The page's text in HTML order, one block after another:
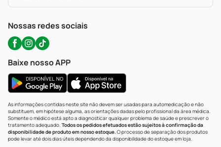
WhatsApp (47) 9202-1687
Nossas redes sociais
Baixe nosso APP
As informações contidas neste site não devem ser usadas para automedicação e não
substituem, em hipótese alguma, as orientações dadas pelo profissional da área médica.
Somente o médico está apto a diagnosticar qualquer problema de saúde e prescrever o
tratamento adequado. Todos os pedidos efetuados estão sujeitos à confirmação da
disponibilidade de produto em nosso estoque.O processo de separação dos produtos
pode levar até dois dias úteis dependendo da disponibilidade do estoque em loja.